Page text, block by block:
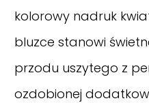
kolorowy nadruk
bluzce stanowi
przodu uszytego z
ozdobionej